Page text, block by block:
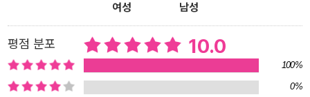
여성
남성
평점 분포 10.0
100%
0%